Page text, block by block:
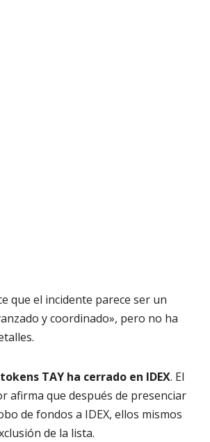
que el incidente parece ser un
y coordinado», pero no ha
TAY ha cerrado en IDEX. El
afirma que después de presenciar
de fondos a IDEX, ellos mismos
de la lista.